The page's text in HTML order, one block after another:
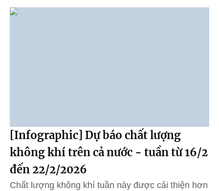
[Infographic] Dự báo chất lượng
không khí trên cả nước - tuần từ 16/2
đến 22/2/2026
Chất lượng không khí tuần này được cải thiện hơn